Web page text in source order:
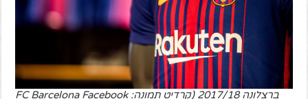
ברצלונה 2017/18 (קרדיט תמונה: FC Barcelona Facebook